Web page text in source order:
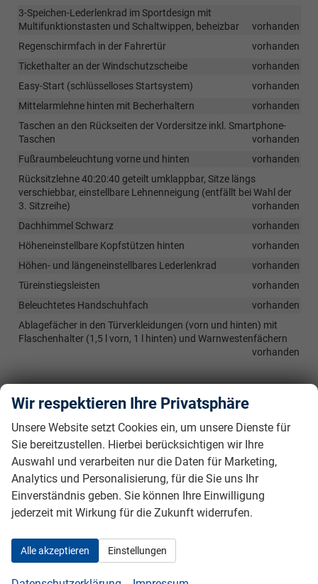
3-Speichen-Lederlenkrad im Sportdesign mit
Multifunktionstasten und Schaltwippen, beheizbar
vorhanden
Regenschirmfach in der Fahrertür
vorhanden
Tickethalter an der Windschutzscheibe
vorhanden
Easy-Start (schlüsselloses Startsystem)
vorhanden
Mittelarmlehne hinten mit Becherhaltern
vorhanden
Taschen an den Rückseiten der Vordersitze inkl. Smartphone-
Taschen
vorhanden
Fußraumbeleuchtung vorne und hinten
vorhanden
Rücksitzlehne 40:20:40 geteilt umklappbar, Sitze längs
verschiebbar, einstellbare Lehnenneigung (entfällt bei Wahl der
3. Sitzreihe)
vorhanden
Dachhimmel Schwarz
vorhanden
Höheneinstellbare Kopfstützen hinten
vorhanden
Höhen- und längeneinstellbares Lederlenkrad
vorhanden
Türeinstiegsleisten
vorhanden
Beleuchtetes Handschuhfach
vorhanden
Ablagefächer in den Türverkleidungen (vorn und hinten) mit
Flaschenhalter (1,5 l vorn, 1 l hinten) und Warnwestenfächern
vorhanden
13"-Infotainmentdisplay mit Navigationssystem
Telefonfreisprecheinrichtung Bluetooth
vorhanden
Wireless SmartLink (Apple CarPlay, Android Auto)
Phonebox mit induktiver Schnell-Ladefunktion für 2
Smartphones
12-V-Steckdose vorn
2 USB-C-Anschlüsse vorn, 2 USB-C-Anschlüsse (Ladefunktion)
im Fond
Wir respektieren Ihre Privatsphäre
Unsere Website setzt Cookies ein, um unsere Dienste für
Sie bereitzustellen. Hierbei berücksichtigen wir Ihre
Auswahl und verarbeiten nur die Daten für Marketing,
Analytics und Personalisierung, für die Sie uns Ihr
Einverständnis geben. Sie können Ihre Einwilligung
jederzeit mit Wirkung für die Zukunft widerrufen.
Alle akzeptieren Einstellungen